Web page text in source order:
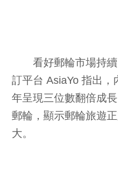
看好郵輪市場持續
訂平台 AsiaYo 指出
年呈現三位數翻倍成
郵輪，顯示郵輪旅遊
大。